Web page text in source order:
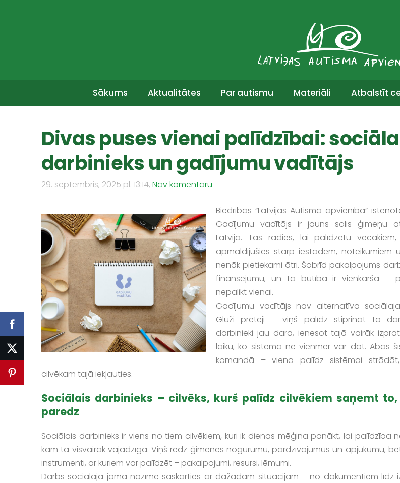
Sākums Aktualitātes Par autismu Materiāli Atbalstīt
Divas puses vienai palīdzībai:
darbinieks un gadījumu vadītājs
29. septembris, 2025 pl. 13:14, Nav komentāru
Biedrības “Latvijas Autisma apvienība”
Gadījumu vadītājs ir jauns solis ģimeņu
Latvijā. Tas radies, lai palīdzētu
apmaldījušies starp iestādēm, noteikumiem
nenāk pietiekami ātri. Šobrīd pakalpojums
finansējumu, un tā būtība ir vienkārša –
nepalikt vienai.
Gadījumu vadītājs nav alternatīva
Gluži pretēji – viņš palīdz stiprināt to
darbinieki jau dara, ienesot tajā vairāk
laiku, ko sistēma ne vienmēr var dot. Abas
komandā – viena palīdz sistēmai
cilvēkam tajā iekļauties.
Sociālais darbinieks – cilvēks, kurš palīdz cilvēkiem saņemt
paredz
Sociālais darbinieks ir viens no tiem cilvēkiem, kuri ik dienas mēģina panākt, lai palīdzība
kam tā visvairāk vajadzīga. Viņš redz ģimenes nogurumu, pārdzīvojumus un apjukumu,
instrumenti, ar kuriem var palīdzēt – pakalpojumi, resursi, lēmumi.
Darbs sociālajā jomā nozīmē saskarties ar dažādām situācijām – no dokumentiem līdz